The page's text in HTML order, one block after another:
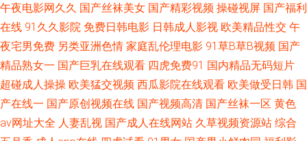
深处吗樱花电视剧 91在线白丝 国内老司机au 日本色片在线观看 在线欧美视
频 国产打泡在线 男女啪祼交视 五月五成人网站 91在线网址 美羞羞成人 微
拍福利11 91青青草 国产日产欧产精品精品 青娱乐国产91 亚洲无吗视 成人
影片免费 老司机日日干 天天夜夜 91牛视频网址 国产四区自拍 欧美一级精品
午夜电影网久久 国产丝袜美女 国产精彩视频 操碰视屏 国产福利
在线 91久久影院 免费日韩电影 日韩成人影视 欧美精品性交 午
夜宅男免费 另类亚洲色情 家庭乱伦理电影 91草B草B视频 国产
精品熟女一 国产巨乳在线观看 四虎免费91 国内精品无码短片
超碰成人操操 欧美猛交视频 西瓜影院在线观看 欧美做受日韩 国
产在线一 国产原创视频在线 国产视频高清 国产丝袜一区 黄色
av网址大全 人妻乱视 国产成人在线网站 久草视频资源站 综合